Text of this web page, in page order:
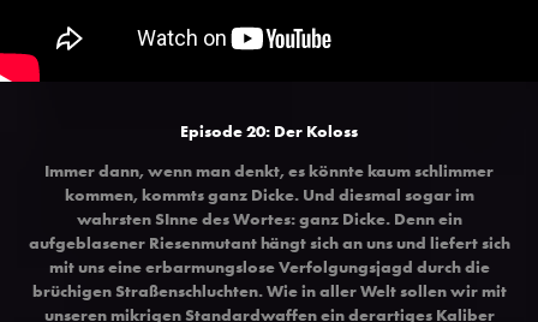
Episode 20: Der Koloss
Immer dann, wenn man denkt, es könnte kaum schlimmer
kommen, kommts ganz Dicke. Und diesmal sogar im
wahrsten SInne des Wortes: ganz Dicke. Denn ein
aufgeblasener Riesenmutant hängt sich an uns und liefert sich
mit uns eine erbarmungslose Verfolgungsjagd durch die
brüchigen Straßenschluchten. Wie in aller Welt sollen wir mit
unseren mikrigen Standardwaffen ein derartiges Kaliber